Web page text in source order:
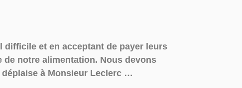
et en acceptant de payer leurs
notre alimentation. Nous devons
à Monsieur Leclerc …